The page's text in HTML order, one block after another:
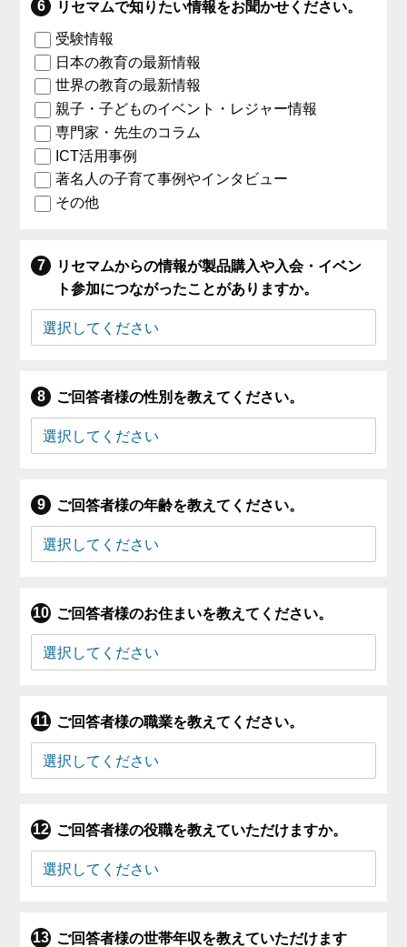
リセマムで知りたい情報をお聞かせください。
受験情報
日本の教育の最新情報
世界の教育の最新情報
親子・子どものイベント・レジャー情報
専門家・先生のコラム
ICT活用事例
著名人の子育て事例やインタビュー
その他
リセマムからの情報が製品購入や入会・イベン
ト参加につながったことがありますか。
ご回答者様の性別を教えてください。
ご回答者様の年齢を教えてください。
ご回答者様のお住まいを教えてください。
ご回答者様の職業を教えてください。
ご回答者様の役職を教えていただけますか。
ご回答者様の世帯年収を教えていただけます